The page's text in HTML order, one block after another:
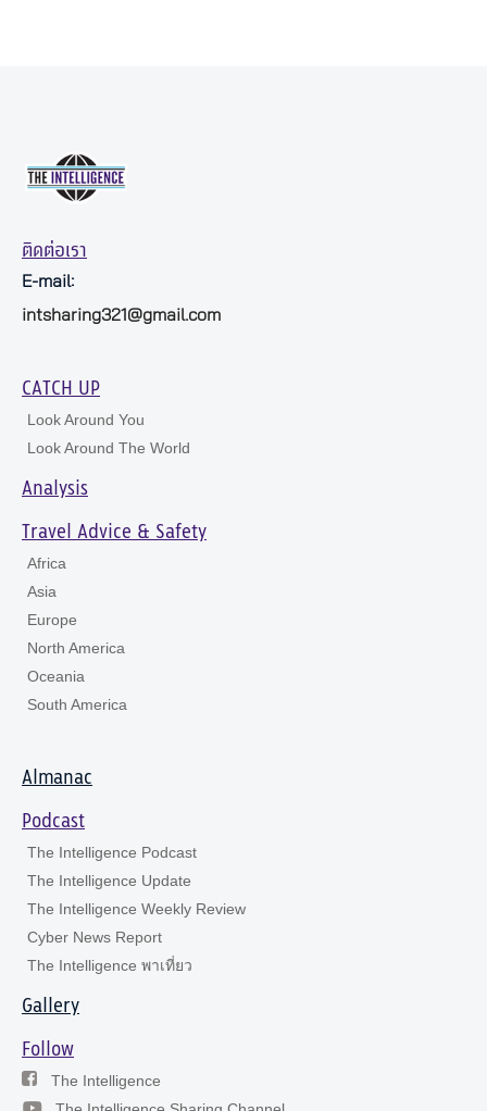
ติดต่อเรา
E-mail:
intsharing321@gmail.com
CATCH UP
Look Around You
Look Around The World
Analysis
Travel Advice & Safety
Africa
Asia
Europe
North America
Oceania
South America
Almanac
Podcast
The Intelligence Podcast
The Intelligence Update
The Intelligence Weekly Review
Cyber News Report
The Intelligence พาเที่ยว
Gallery
Follow
The Intelligence